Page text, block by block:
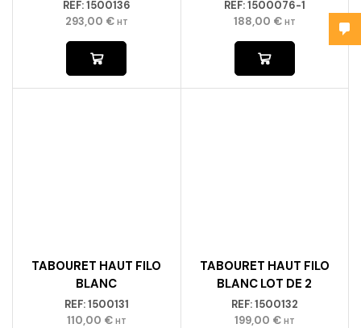
REF:1500136
293,00 € HT
REF:1500076-1
188,00 € HT
TABOURET HAUT FILO
BLANC
REF:1500131
110,00 € HT
TABOURET HAUT FILO
BLANC LOT DE 2
REF:1500132
199,00 € HT